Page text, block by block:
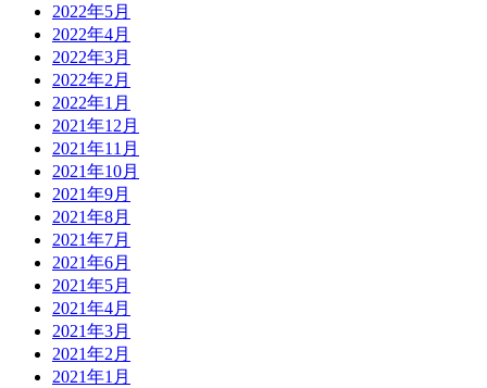
2022年5月
2022年4月
2022年3月
2022年2月
2022年1月
2021年12月
2021年11月
2021年10月
2021年9月
2021年8月
2021年7月
2021年6月
2021年5月
2021年4月
2021年3月
2021年2月
2021年1月